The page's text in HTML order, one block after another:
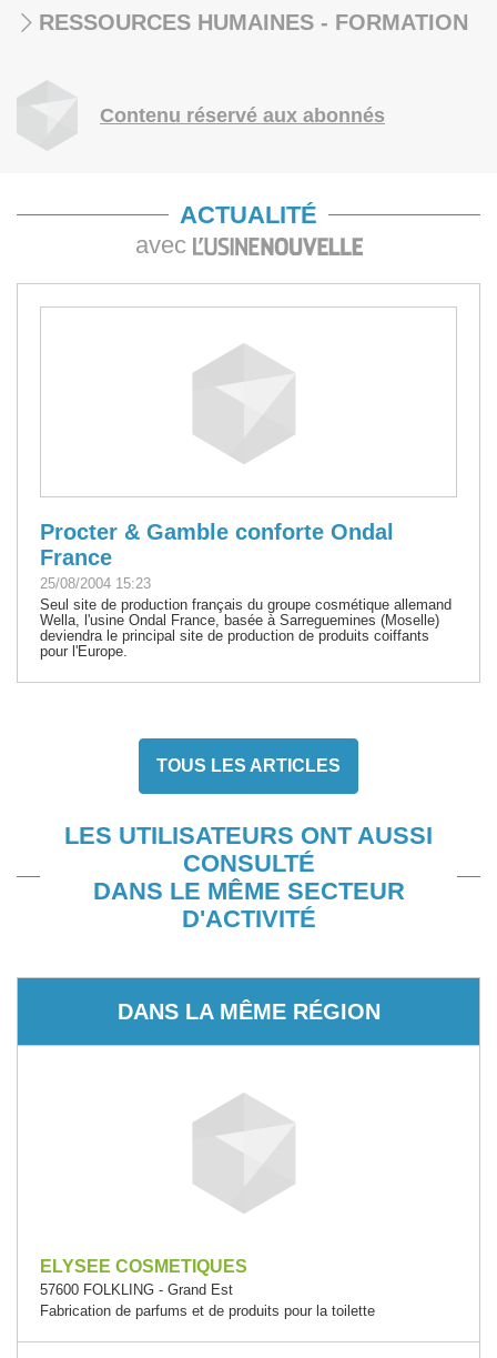
RESSOURCES HUMAINES - FORMATION
Contenu réservé aux abonnés
ACTUALITÉ
avec
Procter & Gamble conforte Ondal
France
25/08/2004 15:23
Seul site de production français du groupe cosmétique allemand
Wella, l'usine Ondal France, basée à Sarreguemines (Moselle)
deviendra le principal site de production de produits coiffants
pour l'Europe.
TOUS LES ARTICLES
LES UTILISATEURS ONT AUSSI
CONSULTÉ
DANS LE MÊME SECTEUR
D'ACTIVITÉ
DANS LA MÊME RÉGION
ELYSEE COSMETIQUES
57600 FOLKLING - Grand Est
Fabrication de parfums et de produits pour la toilette